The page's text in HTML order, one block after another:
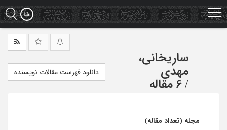
Skip
to
main
ساریخانی،
مهدی
/ 6 مقاله
دانلود فهرست مقالات نویسنده
مجله (تعداد مقاله)